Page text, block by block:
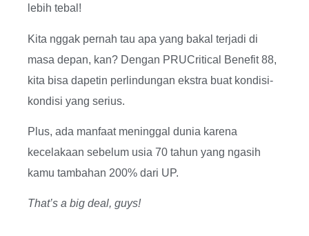
lebih tebal!
Kita nggak pernah tau apa yang bakal terjadi di
masa depan, kan? Dengan PRUCritical Benefit 88,
kita bisa dapetin perlindungan ekstra buat kondisi-
kondisi yang serius.
Plus, ada manfaat meninggal dunia karena
kecelakaan sebelum usia 70 tahun yang ngasih
kamu tambahan 200% dari UP.
That’s a big deal, guys!